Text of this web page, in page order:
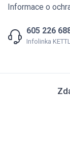
Informace o
605 226
Infolinka